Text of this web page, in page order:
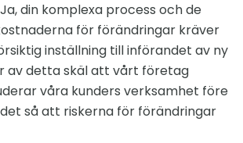
din komplexa process och de
för förändringar kräver
inställning till införandet av ny
av detta skäl att vårt företag
våra kunders verksamhet före
så att riskerna för förändringar